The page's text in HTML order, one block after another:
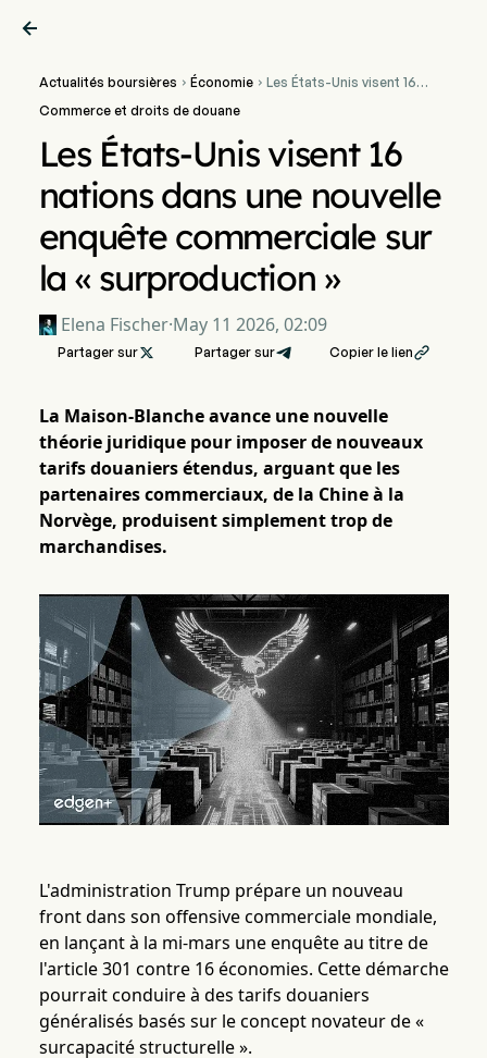

Actualités boursières  Économie Les États-Unis visent 16
Commerce et droits de douane
Les États-Unis visent 16
nations dans une nouvelle
enquête commerciale sur
la « surproduction »
Elena Fischer·May 11 2026, 02:09
Partager sur Partager sur Copier le lien
La Maison-Blanche avance une nouvelle
théorie juridique pour imposer de nouveaux
tarifs douaniers étendus, arguant que les
partenaires commerciaux, de la Chine à la
Norvège, produisent simplement trop de
marchandises.
L'administration Trump prépare un nouveau
front dans son offensive commerciale mondiale,
en lançant à la mi-mars une enquête au titre de
l'article 301 contre 16 économies. Cette démarche
pourrait conduire à des tarifs douaniers
généralisés basés sur le concept novateur de «
surcapacité structurelle ».